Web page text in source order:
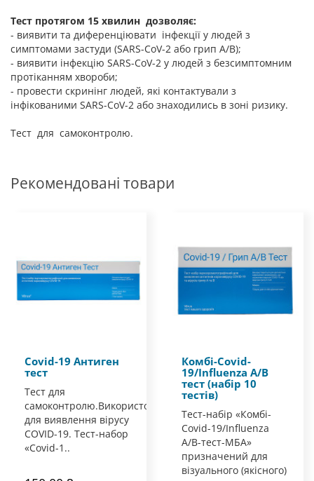
Тест протягом 15 хвилин дозволяє:
- виявити та диференціювати інфекції у людей з
симптомами застуди (SARS-CoV-2 або грип А/В);
- виявити інфекцію SARS-CoV-2 у людей з безсимптомним
протіканням хвороби;
- провести скринінг людей, які контактували з
інфікованими SARS-CoV-2 або знаходились в зоні ризику.
Тест для самоконтролю.
Рекомендовані товари
Covid-19 Антиген
тест
Тест для
самоконтролю.Використовується
для виявлення вірусу
COVID-19. Тест-набор
«Covid-1..
Комбі-Covid-
19/Influenza A/B
тест (набір 10
тестів)
Тест-набір «Комбі-
Covid-19/Influenza
A/B-тест-МБА»
призначений для
візуального (якісного)